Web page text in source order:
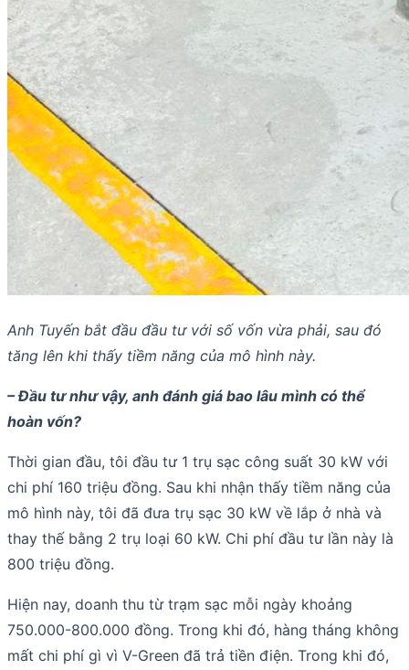
Anh Tuyến bắt đầu đầu tư với số vốn vừa phải, sau đó
tăng lên khi thấy tiềm năng của mô hình này.
– Đầu tư như vậy, anh đánh giá bao lâu mình có thể
hoàn vốn?
Thời gian đầu, tôi đầu tư 1 trụ sạc công suất 30 kW với
chi phí 160 triệu đồng. Sau khi nhận thấy tiềm năng của
mô hình này, tôi đã đưa trụ sạc 30 kW về lắp ở nhà và
thay thế bằng 2 trụ loại 60 kW. Chi phí đầu tư lần này là
800 triệu đồng.
Hiện nay, doanh thu từ trạm sạc mỗi ngày khoảng
750.000-800.000 đồng. Trong khi đó, hàng tháng không
mất chi phí gì vì V-Green đã trả tiền điện. Trong khi đó,